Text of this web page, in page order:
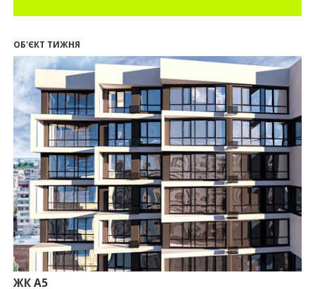
“Княгинин”
09:24
Новобудови Франківська стрімко дорожчають:
скільки в середньому коштує квадратний метр
15.07.2026
12:06
На Франківщині житло за «єОселею» дешевше
на 21%
13.07.2026
10:56
У Франківську не знайшлося охочих купити
офісний комплекс збанкрутілої компанії з групи
«Приват»
09:25
Податок на нерухомість з 1 липня: як дізнатися
суму і правильно сплатити кошти
10.07.2026
18:52
Іпотека під 3% та нові ліміти площі: як оновлені
правила «єОселі» працюють на Прикарпатті
ОБ'ЄКТ ТИЖНЯ
ЖК А5